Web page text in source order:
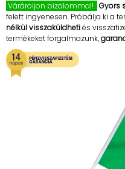
Várároljon bizalommal! Gyors
felett ingyenesen. Próbálja ki a
nélkül visszaküldhetiés
termékeket forgalmazunk,